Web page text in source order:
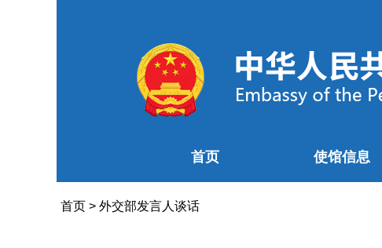
首页 使馆信息
首页> 外交部发言人谈话